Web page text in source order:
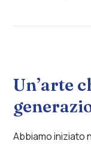
Un’arte
Abbiamo iniziato